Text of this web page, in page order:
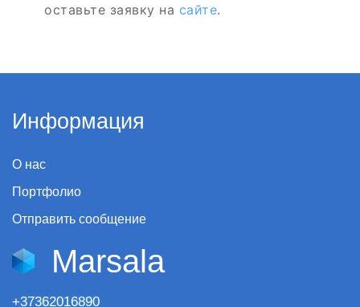
оставьте заявку на сайте.
Информация
О нас
Портфолио
Отправить сообщение
Marsala
+37362016890